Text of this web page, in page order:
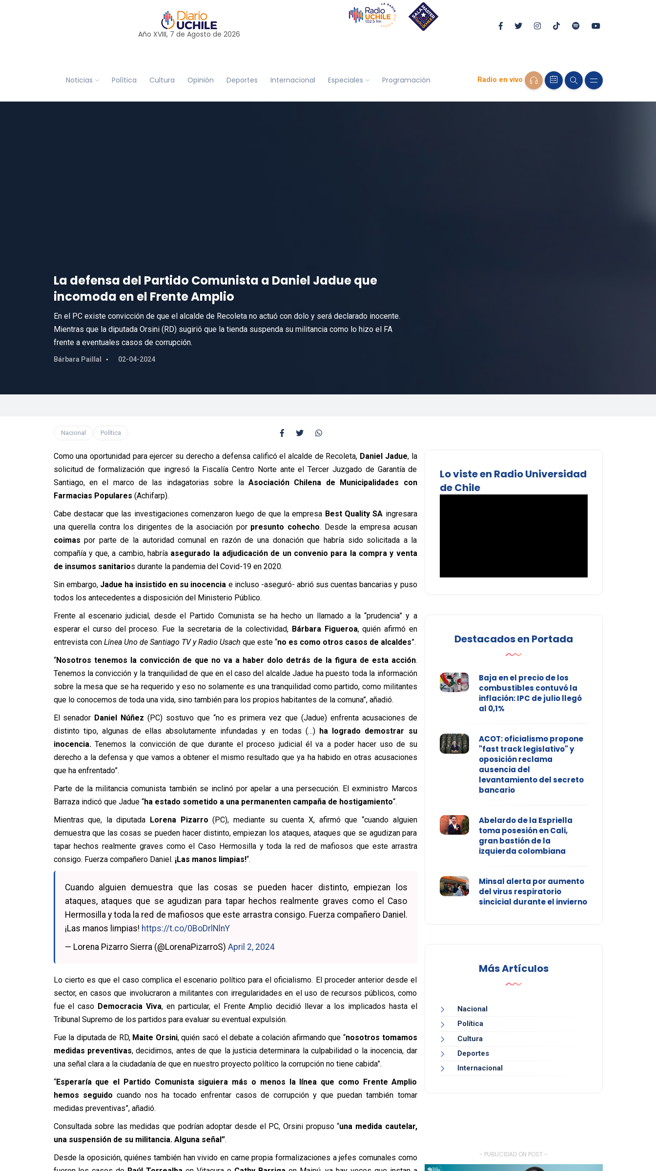
Año XVIII, 7 de Agosto de 2026
Noticias Política Cultura Opinión Deportes Internacional Especiales Programación Radio en vivo
La defensa del Partido Comunista a Daniel Jadue que
incomoda en el Frente Amplio
En el PC existe convicción de que el alcalde de Recoleta no actuó con dolo y será declarado inocente.
Mientras que la diputada Orsini (RD) sugirió que la tienda suspenda su militancia como lo hizo el FA
frente a eventuales casos de corrupción.
Bárbara Paillal 02-04-2024
Nacional Política
Como una oportunidad para ejercer su derecho a defensa calificó el alcalde de Recoleta, Daniel Jadue, la
solicitud de formalización que ingresó la Fiscalía Centro Norte ante el Tercer Juzgado de Garantía de
Santiago, en el marco de las indagatorias sobre la Asociación Chilena de Municipalidades con
Farmacias Populares (Achifarp).
Cabe destacar que las investigaciones comenzaron luego de que la empresa Best Quality SA ingresara
una querella contra los dirigentes de la asociación por presunto cohecho. Desde la empresa acusan
coimas por parte de la autoridad comunal en razón de una donación que habría sido solicitada a la
compañía y que, a cambio, habría asegurado la adjudicación de un convenio para la compra y venta
de insumos sanitarios durante la pandemia del Covid-19 en 2020.
Sin embargo, Jadue ha insistido en su inocencia e incluso -aseguró- abrió sus cuentas bancarias y puso
todos los antecedentes a disposición del Ministerio Público.
Frente al escenario judicial, desde el Partido Comunista se ha hecho un llamado a la “prudencia” y a
esperar el curso del proceso. Fue la secretaria de la colectividad, Bárbara Figueroa, quién afirmó en
entrevista con Línea Uno de Santiago TV y Radio Usach que este “no es como otros casos de alcaldes”.
“Nosotros tenemos la convicción de que no va a haber dolo detrás de la figura de esta acción.
Tenemos la convicción y la tranquilidad de que en el caso del alcalde Jadue ha puesto toda la información
sobre la mesa que se ha requerido y eso no solamente es una tranquilidad como partido, como militantes
que lo conocemos de toda una vida, sino también para los propios habitantes de la comuna”, añadió.
El senador Daniel Núñez (PC) sostuvo que “no es primera vez que (Jadue) enfrenta acusaciones de
distinto tipo, algunas de ellas absolutamente infundadas y en todas (…) ha logrado demostrar su
inocencia. Tenemos la convicción de que durante el proceso judicial él va a poder hacer uso de su
derecho a la defensa y que vamos a obtener el mismo resultado que ya ha habido en otras acusaciones
que ha enfrentado”.
Parte de la militancia comunista también se inclinó por apelar a una persecución. El exministro Marcos
Barraza indicó que Jadue “ha estado sometido a una permanenten campaña de hostigamiento“.
Mientras que, la diputada Lorena Pizarro (PC), mediante su cuenta X, afirmó que “cuando alguien
demuestra que las cosas se pueden hacer distinto, empiezan los ataques, ataques que se agudizan para
tapar hechos realmente graves como el Caso Hermosilla y toda la red de mafiosos que este arrastra
consigo. Fuerza compañero Daniel. ¡Las manos limpias!“.
Cuando alguien demuestra que las cosas se pueden hacer distinto, empiezan los
ataques, ataques que se agudizan para tapar hechos realmente graves como el Caso
Hermosilla y toda la red de mafiosos que este arrastra consigo. Fuerza compañero Daniel.
¡Las manos limpias! https://t.co/0BoDrlNlnY
— Lorena Pizarro Sierra (@LorenaPizarroS) April 2, 2024
Lo cierto es que el caso complica el escenario político para el oficialismo. El proceder anterior desde el
sector, en casos que involucraron a militantes con irregularidades en el uso de recursos públicos, como
fue el caso Democracia Viva, en particular, el Frente Amplio decidió llevar a los implicados hasta el
Tribunal Supremo de los partidos para evaluar su eventual expulsión.
Fue la diputada de RD, Maite Orsini, quién sacó el debate a colación afirmando que “nosotros tomamos
medidas preventivas, decidimos, antes de que la justicia determinara la culpabilidad o la inocencia, dar
una señal clara a la ciudadanía de que en nuestro proyecto político la corrupción no tiene cabida”.
“Esperaría que el Partido Comunista siguiera más o menos la línea que como Frente Amplio
hemos seguido cuando nos ha tocado enfrentar casos de corrupción y que puedan también tomar
medidas preventivas”, añadió.
Consultada sobre las medidas que podrían adoptar desde el PC, Orsini propuso “una medida cautelar,
una suspensión de su militancia. Alguna señal”.
Desde la oposición, quiénes también han vivido en carne propia formalizaciones a jefes comunales como
Lo viste en Radio Universidad
de Chile
Destacados en Portada
Baja en el precio de los
combustibles contuvó la
inflación: IPC de julio llegó
al 0,1%
ACOT: oficialismo propone
"fast track legislativo" y
oposición reclama
ausencia del
levantamiento del secreto
bancario
Abelardo de la Espriella
toma posesión en Cali,
gran bastión de la
izquierda colombiana
Minsal alerta por aumento
del virus respiratorio
sincicial durante el invierno
Más Artículos
Nacional
Política
Cultura
Deportes
Internacional
- PUBLICIDAD ON POST -